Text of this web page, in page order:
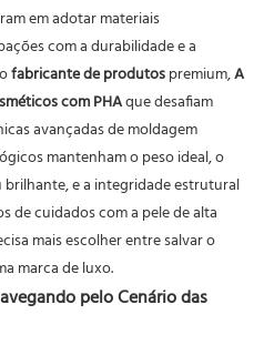
em adotar materiais
com a durabilidade e a
fabricante de produtospremium,A
com PHAque desafiam
avançadas de moldagem
mantenham o peso ideal, o
e a integridade estrutural
de cuidados com a pele de alta
mais escolher entre salvar o
marca de luxo.
pelo Cenário das